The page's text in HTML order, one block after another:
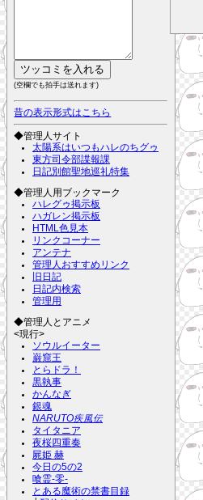
(空欄でも拍手は送れます)
昔の表示形式はこちら
◆管理人サイト
太陽系はいつもハレのちグゥ
東方司令部諜報課
日記別館聖地巡礼特集
◆管理人用ブックマーク
ハレグゥ掲示板
ハガレン掲示板
HTML色見本
リンクコーナー
アンテナ
管理人おすすめリンク
旧日記
日記内検索
管理用
◆管理人とアニメ
<現行>
ソウルイーター
巌窟王
とらドラ！
黒執事
かんなぎ
銀魂
NARUTO疾風伝
タイタニア
夜桜四重奏
屍姫 赫
今日の5の2
喰霊-零-
とある魔術の禁書目録